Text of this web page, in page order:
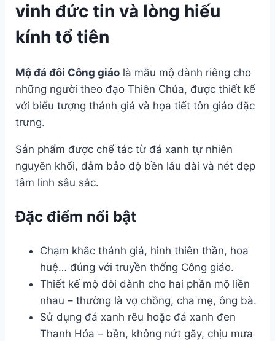
vinh đức tin và lòng hiếu
kính tổ tiên
Mộ đá đôi Công giáo là mẫu mộ dành riêng cho
những người theo đạo Thiên Chúa, được thiết kế
với biểu tượng thánh giá và họa tiết tôn giáo đặc
trưng.
Sản phẩm được chế tác từ đá xanh tự nhiên
nguyên khối, đảm bảo độ bền lâu dài và nét đẹp
tâm linh sâu sắc.
Đặc điểm nổi bật
Chạm khắc thánh giá, hình thiên thần, hoa
huệ… đúng với truyền thống Công giáo.
Thiết kế mộ đôi dành cho hai phần mộ liền
nhau – thường là vợ chồng, cha mẹ, ông bà.
Sử dụng đá xanh rêu hoặc đá xanh đen
Thanh Hóa – bền, không nứt gãy, chịu mưa